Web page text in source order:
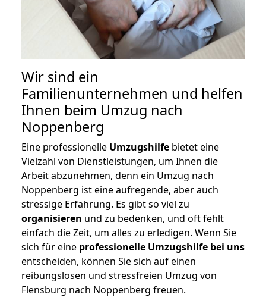
Wir sind ein
Familienunternehmen und helfen
Ihnen beim Umzug nach
Noppenberg
Eine professionelle Umzugshilfe bietet eine
Vielzahl von Dienstleistungen, um Ihnen die
Arbeit abzunehmen, denn ein Umzug nach
Noppenberg ist eine aufregende, aber auch
stressige Erfahrung. Es gibt so viel zu
organisieren und zu bedenken, und oft fehlt
einfach die Zeit, um alles zu erledigen. Wenn Sie
sich für eine professionelle Umzugshilfe bei uns
entscheiden, können Sie sich auf einen
reibungslosen und stressfreien Umzug von
Flensburg nach Noppenberg freuen.